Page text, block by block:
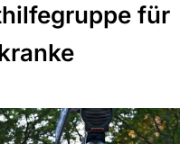
für